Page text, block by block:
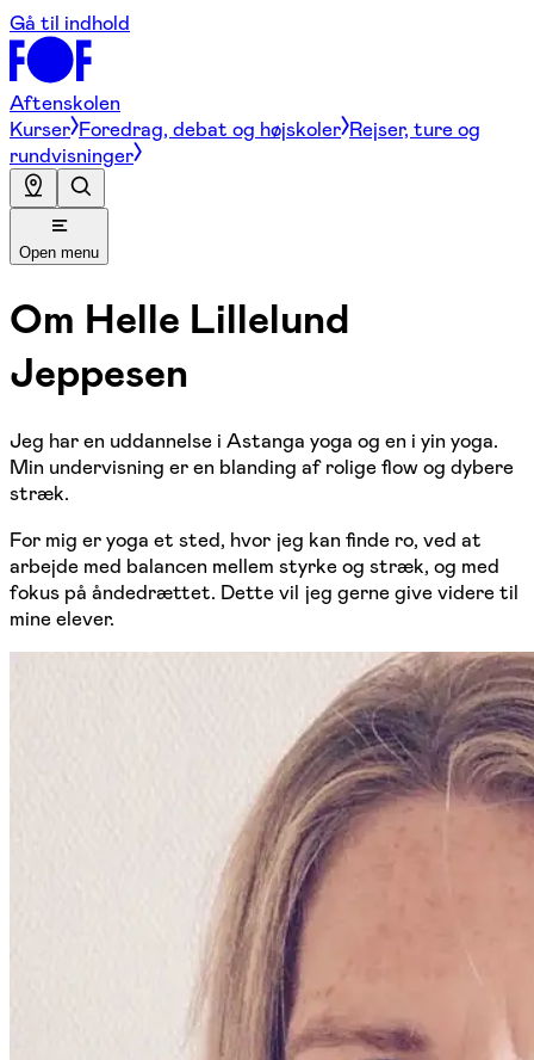
Gå til indhold
Aftenskolen
Kurser Foredrag, debat og højskoler Rejser, ture og
rundvisninger
Open menu
Om Helle Lillelund
Jeppesen
Jeg har en uddannelse i Astanga yoga og en i yin yoga.
Min undervisning er en blanding af rolige flow og dybere
stræk.
For mig er yoga et sted, hvor jeg kan finde ro, ved at
arbejde med balancen mellem styrke og stræk, og med
fokus på åndedrættet. Dette vil jeg gerne give videre til
mine elever.